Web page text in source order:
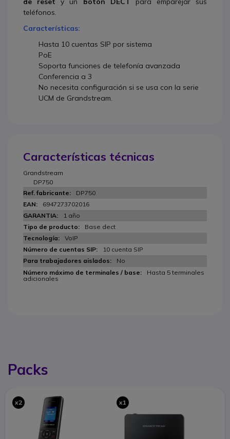
teléfonos.
Características:
Hasta 10 cuentas SIP por sistema
PoE
Soporta funciones de telefonía avanzada
Conferencia a 3
No necesita configuración si se usa con la serie
UCM de Grandstream.
Características técnicas
Grandstream
DP750
DP750
6947273702016
1 año
Base dect
VoIP
10 cuenta SIP
No
Hasta 5 terminales
adicionales
Packs
x2 x1